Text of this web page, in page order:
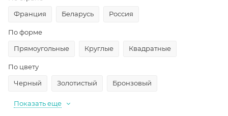
Франция
Беларусь Россия
По форме
Прямоугольные
Круглые Квадратные
По цвету
Черный
Золотистый Бронзовый
Показать еще